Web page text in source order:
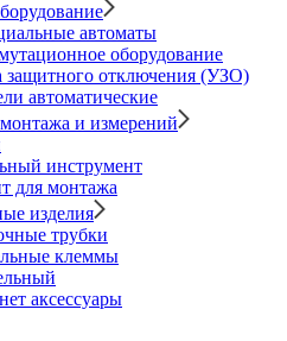
автоматы
оборудование
защитного отключения (УЗО)
автоматические
и измерений
инструмент
для монтажа
изделия
трубки
клеммы
аксессуары